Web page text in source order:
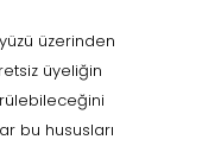
üzerinden
üyeliğin
bu hususları